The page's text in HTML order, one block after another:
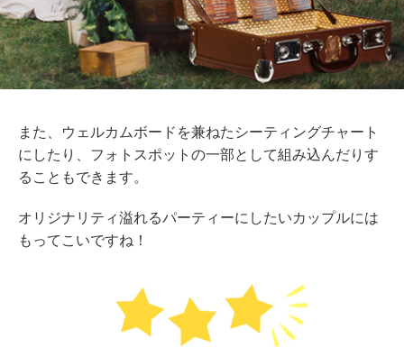
また、ウェルカムボードを兼ねたシーティングチャート
にしたり、フォトスポットの一部として組み込んだりす
ることもできます。
オリジナリティ溢れるパーティーにしたいカップルには
もってこいですね！